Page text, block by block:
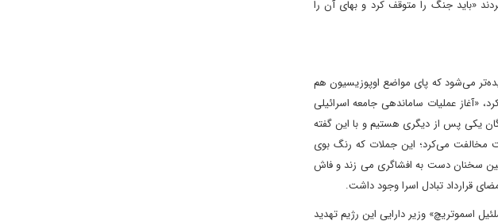
«باید جنگ را متوقف کرد و بهای آن را
می‌شود که پای مواضع اوپوزیسیون هم
«آغاز عملیات ساماندهی جامعه اسرائیلی
یکی پس از دیگری هستیم و با این گفته
مخالفت می‌کرد؛ این جملات که رنگ بوی
همین سخنان دست به افشاگری می زند و فاش
قرارداد تبادل اسرا وجود داشت.
اسموتریچ» وزیر دارایی این رژیم تهدید